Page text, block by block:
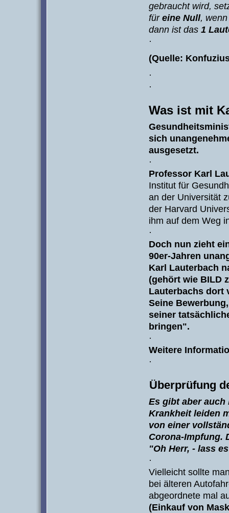
gebraucht wird,
für eine Null,
dann ist das 1
·
(Quelle:
·
·
Was ist mit
sich
ausgesetzt.
·
Professor Karl
Institut für
an der Universität
der Harvard
ihm auf dem Weg
·
Doch nun zieht
90er-Jahren
Karl Lauterbach
(gehört wie BILD
Lauterbachs dort
Seine
seiner
bringen".
·
Weitere
·
Überprüfung
Es gibt aber auch
Krankheit leiden
von einer
Corona-Impfung.
"Oh Herr, - lass
·
Vielleicht sollte
bei älteren
abgeordnete mal
(Einkauf von